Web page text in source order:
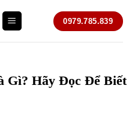
0979.785.839
Gì? Hãy Đọc Để Biết